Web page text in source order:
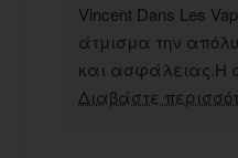
Vincent Dans Les
άτμισμα την
και ασφάλειας.Η
Διαβάστε